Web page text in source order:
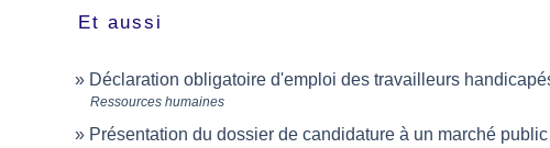
Et aussi
Déclaration obligatoire d'emploi des travailleurs
Ressources humaines
Présentation du dossier de candidature à un marché public